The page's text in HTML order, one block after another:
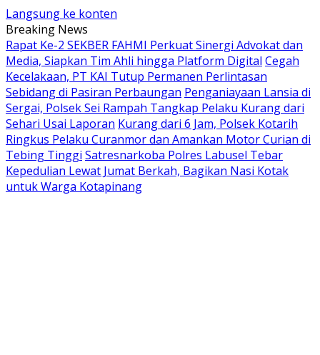
Langsung ke konten
Breaking News
Rapat Ke-2 SEKBER FAHMI Perkuat Sinergi Advokat dan
Media, Siapkan Tim Ahli hingga Platform Digital Cegah
Kecelakaan, PT KAI Tutup Permanen Perlintasan
Sebidang di Pasiran Perbaungan Penganiayaan Lansia di
Sergai, Polsek Sei Rampah Tangkap Pelaku Kurang dari
Sehari Usai Laporan Kurang dari 6 Jam, Polsek Kotarih
Ringkus Pelaku Curanmor dan Amankan Motor Curian di
Tebing Tinggi Satresnarkoba Polres Labusel Tebar
Kepedulian Lewat Jumat Berkah, Bagikan Nasi Kotak
untuk Warga Kotapinang